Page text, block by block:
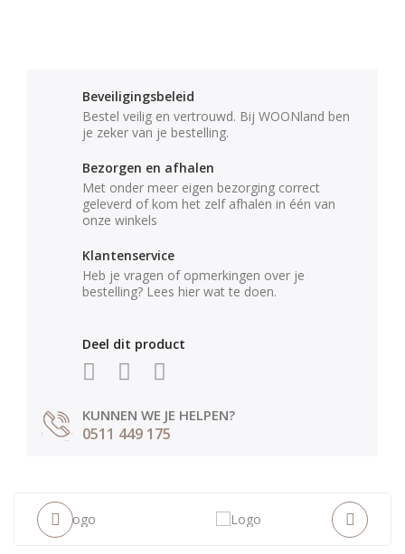
Beveiligingsbeleid
Bestel veilig en vertrouwd. Bij WOONland ben
je zeker van je bestelling.
Bezorgen en afhalen
Met onder meer eigen bezorging correct
geleverd of kom het zelf afhalen in één van
onze winkels
Klantenservice
Heb je vragen of opmerkingen over je
bestelling? Lees hier wat te doen.
Deel dit product
KUNNEN WE JE HELPEN?
0511 449 175